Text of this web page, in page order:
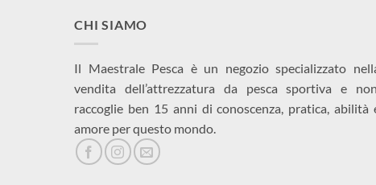
CHI SIAMO
Il Maestrale Pesca è un negozio specializzato
vendita dell’attrezzatura da pesca sportiva e
raccoglie ben 15 anni di conoscenza, pratica, abilità
amore per questo mondo.